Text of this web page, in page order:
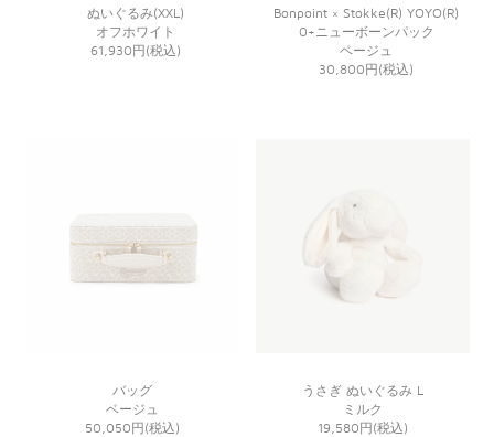
ぬいぐるみ(XXL)
オフホワイト
61,930円(税込)
Bonpoint × Stokke(R) YOYO(R)
0+ニューボーンパック
ベージュ
30,800円(税込)
バッグ
ベージュ
50,050円(税込)
うさぎ ぬいぐるみ L
ミルク
19,580円(税込)